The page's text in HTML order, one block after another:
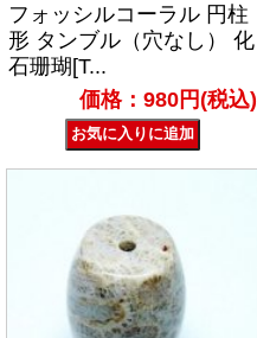
フォッシルコーラル 円柱
形 タンブル（穴なし） 化
石珊瑚[T...
価格：980円(税込)